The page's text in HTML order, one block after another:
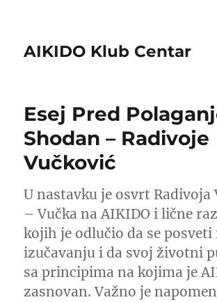
AIKIDO Klub Centar
Esej Pred
Shodan – Radivoje
Vučković
U nastavku je osvrt Radivoja
– Vučka na AIKIDO i lične
kojih je odlučio da se
izučavanju i da svoj životni
sa principima na kojima je
zasnovan. Važno je